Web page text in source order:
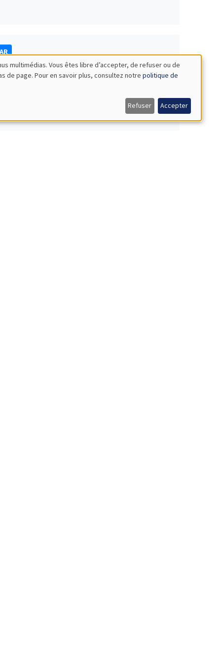
multimédias. Vous êtes libre d’accepter, de refuser ou de
de page. Pour en savoir plus, consultez notre politique de
Refuser Accepter